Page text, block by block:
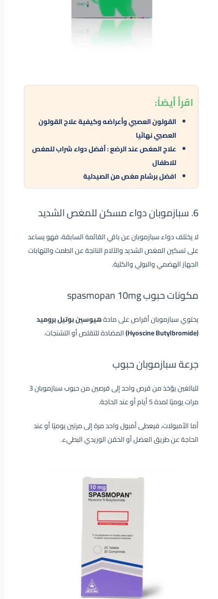
اقرأأيضاً:
القولون العصبي وأعراضه وكيفية علاج القولون
العصبي نهائيا
علاج المغص عند الرضع : أفضل دواء شراب للمغص
للاطفال
افضل برشام مغص من الصيدلية
6. سبازموبان دواء مسكن للمغص الشديد
لا يختلف دواء سبازموبان عن باقي القائمة السابقة، فهو يساعد
على تسكين المغص الشديد والآلام الناتجة عن الطمث والتهابات
الجهاز الهضمي والبولي والكلية.
مكونات حبوب spasmopan 10mg
يحتوي سبازموبان أقراص على مادةهيوسين بوتيل بروميد
(Hyoscine Butylbromide)
المضادة للتقلص أو التشنجات.
جرعة سبازموبان حبوب
للبالغين يؤخذ من قرص واحد إلى قرصين من حبوب سبازموبان 3
مرات يوميًا لمدة 5 أيام أو عند الحاجة.
أما الأمبولات، فيعطى أمبول واحد مرة إلى مرتين يوميًا أو عند
الحاجة عن طريق العضل أو الحقن الوريدي البطيء.